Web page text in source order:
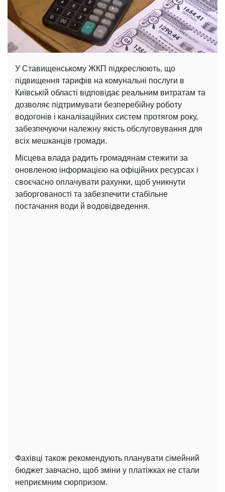
У Ставищенському ЖКП підкреслюють, що
підвищення тарифів на комунальні послуги в
Київській області відповідає реальним витратам та
дозволяє підтримувати безперебійну роботу
водогонів і каналізаційних систем протягом року,
забезпечуючи належну якість обслуговування для
всіх мешканців громади.
Місцева влада радить громадянам стежити за
оновленою інформацією на офіційних ресурсах і
своєчасно оплачувати рахунки, щоб уникнути
заборгованості та забезпечити стабільне
постачання води й водовідведення.
Фахівці також рекомендують планувати сімейний
бюджет завчасно, щоб зміни у платіжках не стали
неприємним сюрпризом.